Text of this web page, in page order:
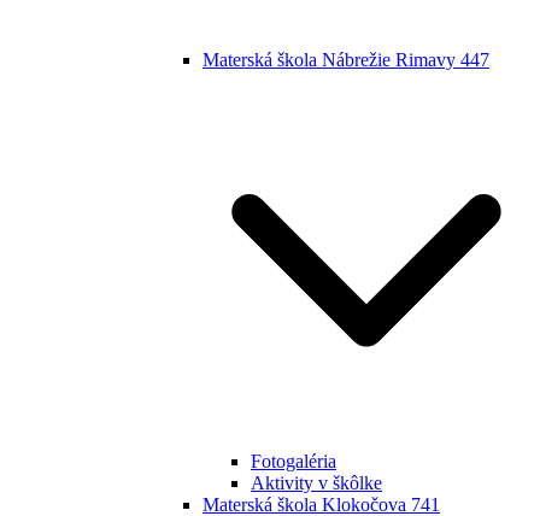
Materská škola Nábrežie Rimavy 447
Fotogaléria
Aktivity v škôlke
Materská škola Klokočova 741